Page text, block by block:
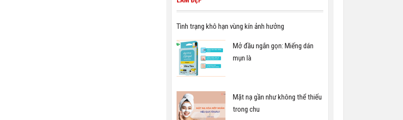
Tình trạng khô hạn vùng kín ảnh hưởng
Mở đầu ngắn gọn: Miếng dán
mụn là
Mặt nạ gần như không thể thiếu
trong chu